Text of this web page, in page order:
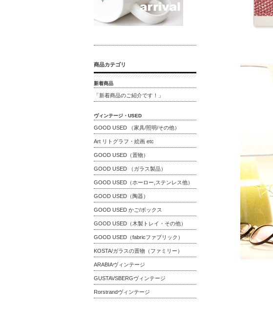
商品カテゴリ
新着商品
「新着商品のご紹介です！」
ヴィンテージ・USED
GOOD USED （家具/照明/その他）
Art リトグラフ・絵画 etc
GOOD USED（置物）
GOOD USED （ガラス製品）
GOOD USED（ホーロー,ステンレス他）
GOOD USED（陶器）
GOOD USED かご/ボックス
GOOD USED（木製トレイ・その他）
GOOD USED（fabricファブリック）
KOSTA/ガラスの置物（ファミリー）
ARABIAヴィンテージ
GUSTAVSBERGヴィンテージ
Rorstrandヴィンテージ